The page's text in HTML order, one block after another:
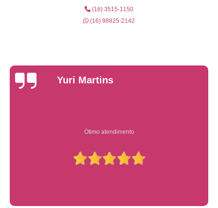
(16) 3515-1150
(16) 98825-2142
Yuri Martins
Ótimo atendimento